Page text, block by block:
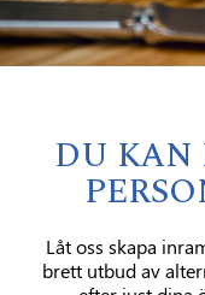
DU
Låt oss skapa
brett utbud av